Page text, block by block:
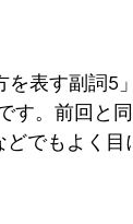
表す副詞5」
す。前回と
でもよく